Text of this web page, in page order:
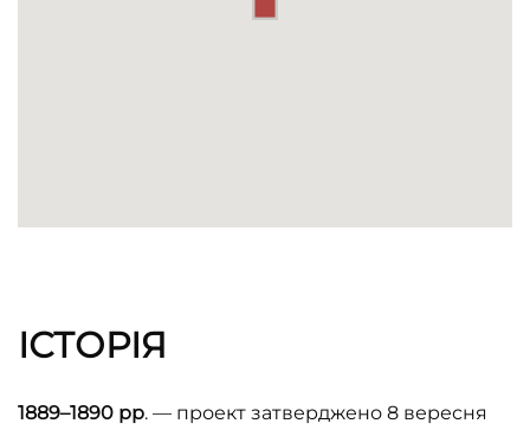
ІСТОРІЯ
1889–1890 рр. — проект затверджено 8 вересня